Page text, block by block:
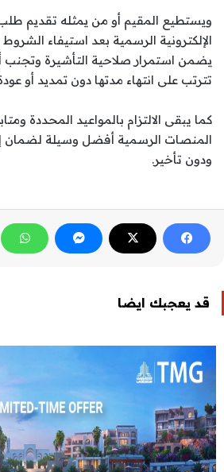
ويستطيع المقيم أو من يمثله تقديم طلب
الإلكترونية الرسمية بعد استيفاء
يضمن استمرار صلاحية التأشيرة وتجنب
تترتب على انتهاء مدتها دون تمديد أو
كما يبقى الالتزام بالمواعيد المحددة
المنصات الرسمية أفضل وسيلة لضمان
ودون تأخير.
قد يعجبك ايضا